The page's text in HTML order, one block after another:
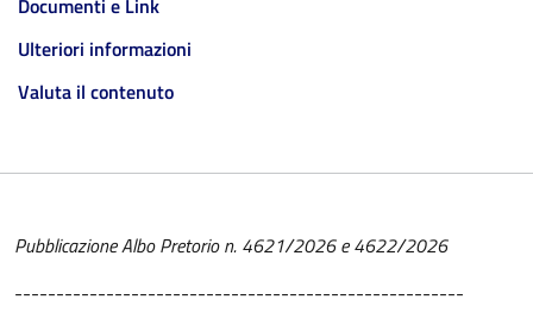
Documenti e Link
Ulteriori informazioni
Valuta il contenuto
Pubblicazione Albo Pretorio n. 4621/2026 e 4622/2026
------------------------------------------------------